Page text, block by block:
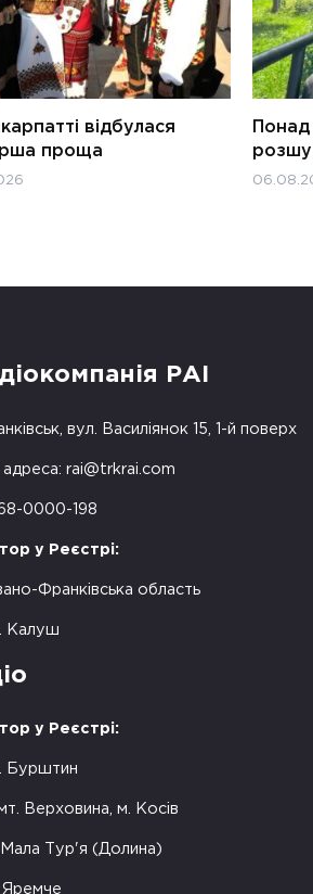
відбулася
проща
Понад
РАІ
вул. Василіянок 15, 1-й поверх
rai@trkrai.com
0000-198
у Реєстрі:
Франківська область
Калуш
у Реєстрі:
Бурштин
Верховина, м. Косів
Мала Тур'я (Долина)
Яремче